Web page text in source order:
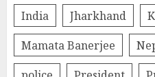
India
Jharkhand
Mamata Banerjee